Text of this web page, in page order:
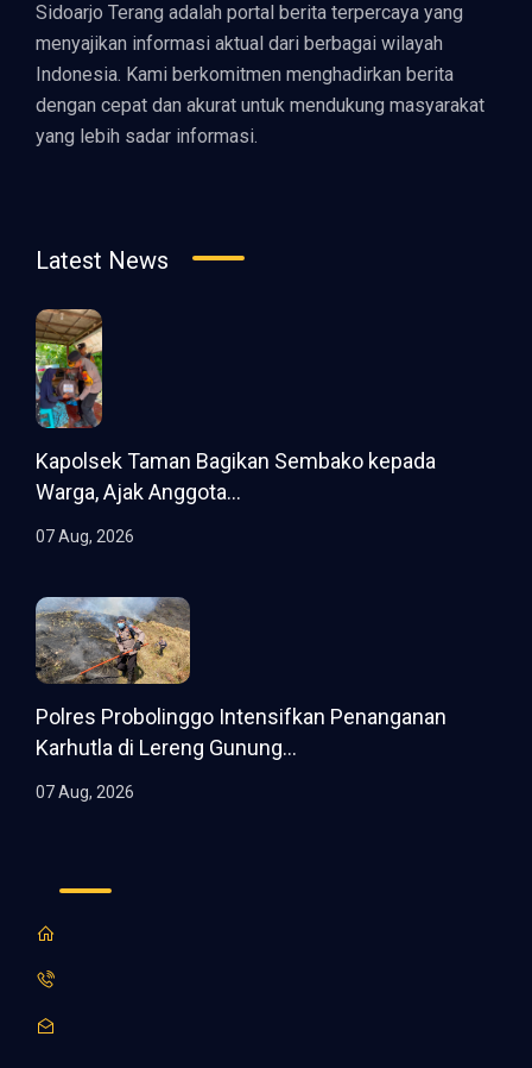
Sidoarjo Terang adalah portal berita terpercaya yang
menyajikan informasi aktual dari berbagai wilayah
Indonesia. Kami berkomitmen menghadirkan berita
dengan cepat dan akurat untuk mendukung masyarakat
yang lebih sadar informasi.
Latest News
Kapolsek Taman Bagikan Sembako kepada
Warga, Ajak Anggota...
07 Aug, 2026
Polres Probolinggo Intensifkan Penanganan
Karhutla di Lereng Gunung...
07 Aug, 2026